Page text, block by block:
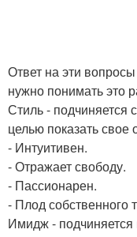
Ответ на эти
нужно понимать это
Стиль - подчиняется
целью показать свое
- Интуитивен.
- Отражает свободу.
- Пассионарен.
- Плод собственного
Имидж -